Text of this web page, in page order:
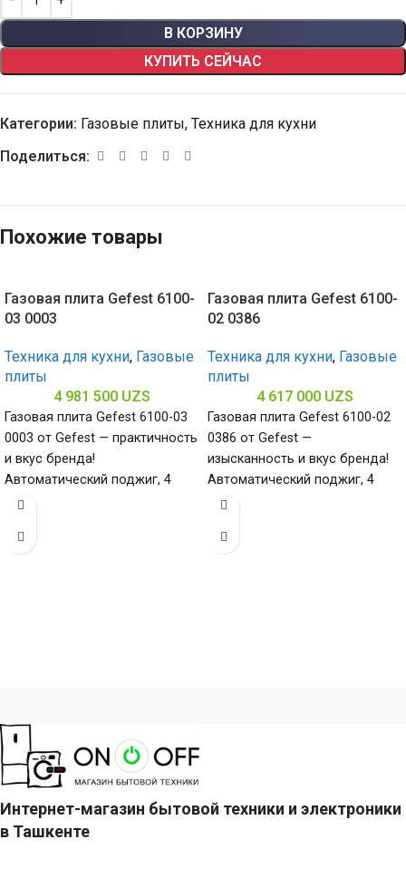
В КОРЗИНУ
КУПИТЬ СЕЙЧАС
Категории: Газовые плиты, Техника для кухни
Поделиться:
Похожие товары
Газовая плита Gefest 6100-
03 0003
Техника для кухни, Газовые
плиты
4 981 500 UZS
Газовая плита Gefest 6100-03
0003 от Gefest — практичность
и вкус бренда!
Автоматический поджиг, 4
газовые конфорки,
Габариты
Газовая плита Gefest 6100-
02 0386
Техника для кухни, Газовые
плиты
4 617 000 UZS
Газовая плита Gefest 6100-02
0386 от Gefest —
изысканность и вкус бренда!
Автоматический поджиг, 4
газовые конфорки,
Габариты
Интернет-магазин бытовой техники и электроники
в Ташкенте